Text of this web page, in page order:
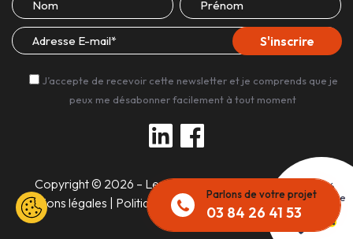
J’accepte de recevoir cette newsletter et je comprends que je
peux me désabonner facilement à tout moment
Copyright © 2026 – Les Experts Unis |
Mentions légales | Politique de confidentialité
Réalisé
par l'agence
Parlons de votre projet
03 84 26 41 53